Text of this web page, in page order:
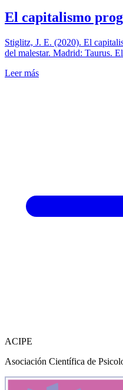
El capitalismo
Stiglitz, J. E. (2020). El
del malestar. Madrid: Taurus.
Leer más
ACIPE
Asociación Científica de